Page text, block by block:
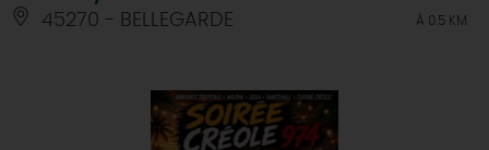
45270 - BELLEGARDE À 0.5 KM